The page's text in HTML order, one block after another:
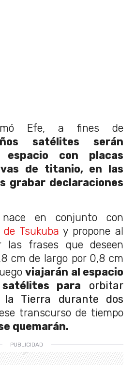
Efe, a fines de
satélites serán
espacio con placas
de titanio, en las
grabar declaraciones
en conjunto con
Tsukuba y propone al
las frases que deseen
cm de largo por 0,8 cm
viajarán al espacio
para
orbitar
la Tierra durante dos
transcurso de tiempo
quemarán.